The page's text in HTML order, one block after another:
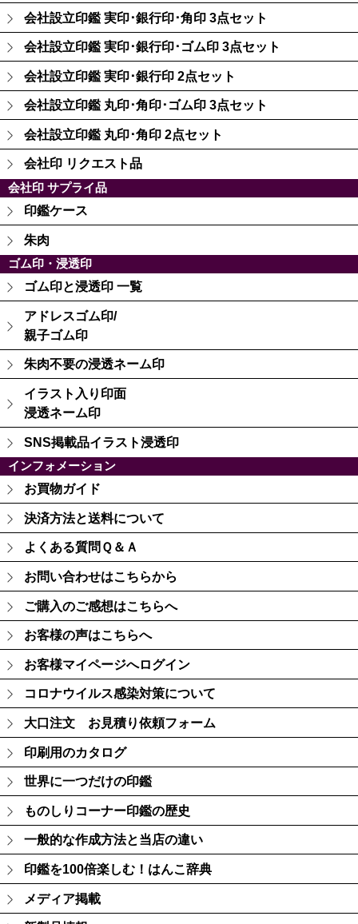
会社設立印鑑 実印･銀行印･角印 3点セット
会社設立印鑑 実印･銀行印･ゴム印 3点セット
会社設立印鑑 実印･銀行印 2点セット
会社設立印鑑 丸印･角印･ゴム印 3点セット
会社設立印鑑 丸印･角印 2点セット
会社印 リクエスト品
会社印 サプライ品
印鑑ケース
朱肉
ゴム印・浸透印
ゴム印と浸透印 一覧
アドレスゴム印/
親子ゴム印
朱肉不要の浸透ネーム印
イラスト入り印面
浸透ネーム印
SNS掲載品イラスト浸透印
インフォメーション
お買物ガイド
決済方法と送料について
よくある質問Ｑ＆Ａ
お問い合わせはこちらから
ご購入のご感想はこちらへ
お客様の声はこちらへ
お客様マイページへログイン
コロナウイルス感染対策について
大口注文 お見積り依頼フォーム
印刷用のカタログ
世界に一つだけの印鑑
ものしりコーナー印鑑の歴史
一般的な作成方法と当店の違い
印鑑を100倍楽しむ！はんこ辞典
メディア掲載